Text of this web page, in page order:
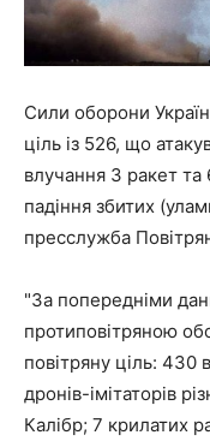
Сили оборони
ціль із 526, що
влучання 3 ракет
падіння збитих
пресслужба
"За попередніми
протиповітряною
повітряну ціль:
дронів-імітаторів
Калібр; 7 крилатих